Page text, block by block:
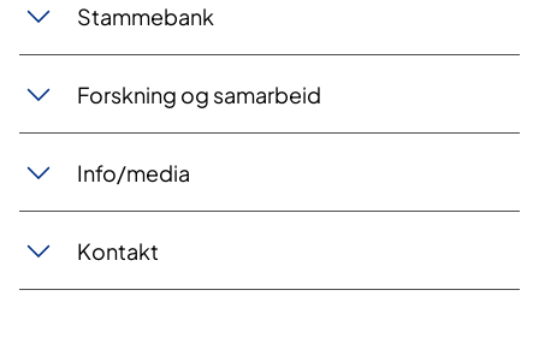
​Stammebank
Forskning og samarbeid
Info/media
​Kontakt